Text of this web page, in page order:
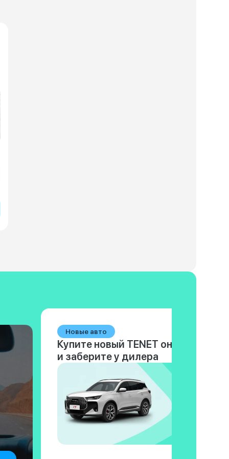
Новые авто
Купите новый TENET онлайн
и заберите у дилера